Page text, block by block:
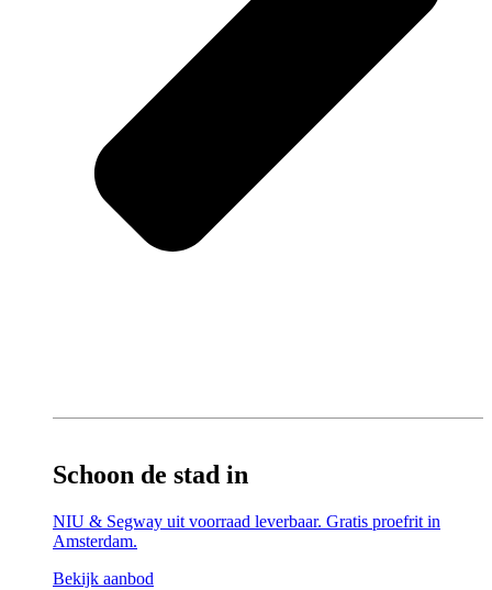
Schoon de stad in
NIU & Segway uit voorraad leverbaar. Gratis proefrit in
Amsterdam.
Bekijk aanbod